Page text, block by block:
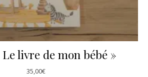
livre de mon bébé »
35,00€